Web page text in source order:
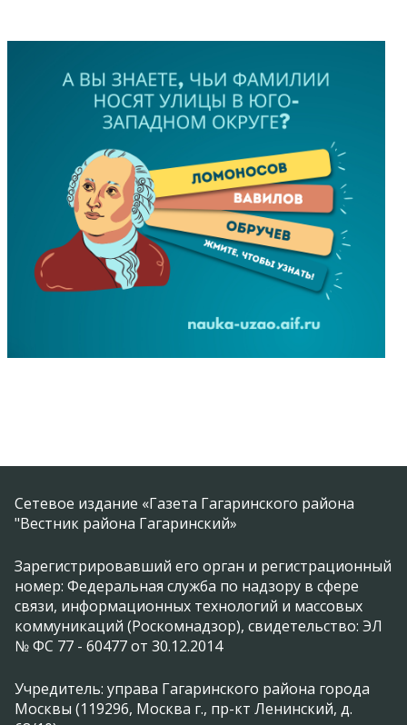
Сетевое издание «Газета Гагаринского района
"Вестник района Гагаринский»
Зарегистрировавший его орган и регистрационный
номер: Федеральная служба по надзору в сфере
связи, информационных технологий и массовых
коммуникаций (Роскомнадзор), свидетельство: ЭЛ
№ ФС 77 - 60477 от 30.12.2014
Учредитель: управа Гагаринского района города
Москвы (119296, Москва г., пр-кт Ленинский, д.